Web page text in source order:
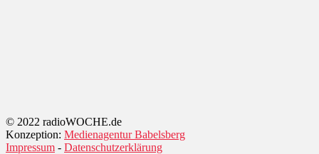
© 2022 radioWOCHE.de
Konzeption: Medienagentur Babelsberg
Impressum - Datenschutzerklärung